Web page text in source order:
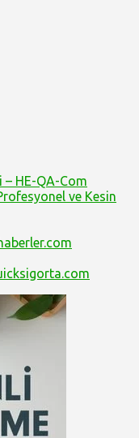
HE-QA-Com
ve Kesin